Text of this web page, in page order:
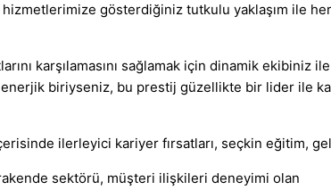
hizmetlerimize gösterdiğiniz tutkulu yaklaşım ile
karşılamasını sağlamak için dinamik
biriyseniz, bu prestij güzellikte bir lider ile
ilerleyici kariyer fırsatları, seçkin eğitim,
sektörü, müşteri ilişkileri deneyimi olan